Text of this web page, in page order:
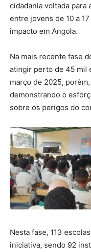
cidadania voltada para
entre jovens de 10 a
impacto em Angola.
Na mais recente fase
atingir perto de 45 mil
março de 2025,
demonstrando o
sobre os perigos do
Nesta fase, 113
iniciativa, sendo 92